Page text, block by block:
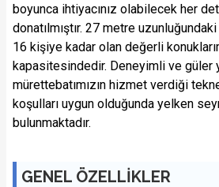
boyunca ihtiyacınız olabilecek her
donatılmıştır. 27 metre
16 kişiye kadar olan değerli
kapasitesindedir. Deneyimli ve güler
mürettebatımızın hizmet verdiği
koşulları uygun olduğunda yelken
bulunmaktadır.
GENEL ÖZELLİKLER